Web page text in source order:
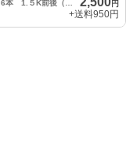
円
+送料950円